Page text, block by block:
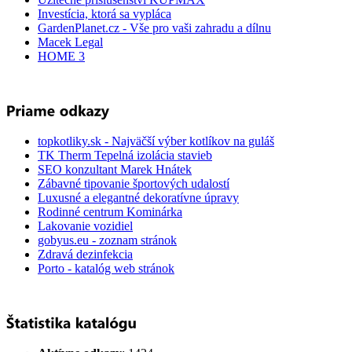
Investícia, ktorá sa vypláca
GardenPlanet.cz - Vše pro vaši zahradu a dílnu
Macek Legal
HOME 3
topkotliky.sk - Najväčší výber kotlíkov na guláš
TK Therm Tepelná izolácia stavieb
SEO konzultant Marek Hnátek
Zábavné tipovanie športových udalostí
Luxusné a elegantné dekoratívne úpravy
Rodinné centrum Kominárka
Lakovanie vozidiel
gobyus.eu - zoznam stránok
Zdravá dezinfekcia
Porto - katalóg web stránok